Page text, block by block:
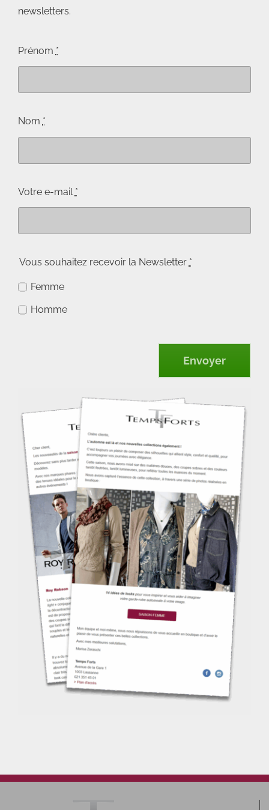
newsletters.
Prénom *
Nom *
Votre e-mail *
Vous souhaitez recevoir la Newsletter *
Femme
Homme
Envoyer